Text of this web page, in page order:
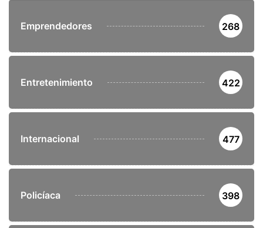
Emprendedores 268
Entretenimiento 422
Internacional 477
Policíaca 398